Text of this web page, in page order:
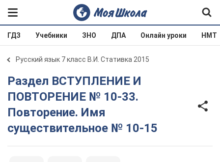
ГДЗ Учебники ЗНО ДПА Онлайн уроки НМТ
Русский язык 7 класс В.И. Стативка 2015
Раздел ВСТУПЛЕНИЕ И
ПОВТОРЕНИЕ № 10-33.
Повторение. Имя
существительное № 10-15